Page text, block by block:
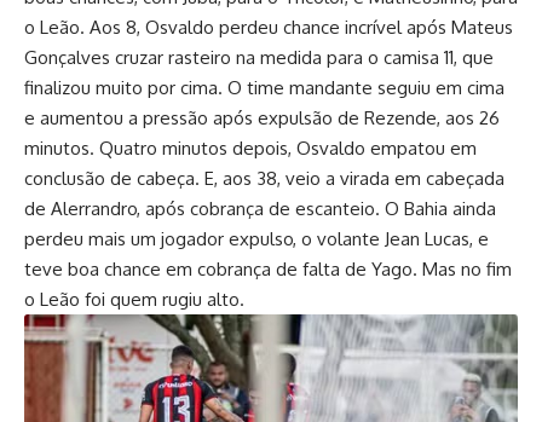
o Leão. Aos 8, Osvaldo perdeu chance incrível após Mateus
Gonçalves cruzar rasteiro na medida para o camisa 11, que
finalizou muito por cima. O time mandante seguiu em cima
e aumentou a pressão após expulsão de Rezende, aos 26
minutos. Quatro minutos depois, Osvaldo empatou em
conclusão de cabeça. E, aos 38, veio a virada em cabeçada
de Alerrandro, após cobrança de escanteio. O Bahia ainda
perdeu mais um jogador expulso, o volante Jean Lucas, e
teve boa chance em cobrança de falta de Yago. Mas no fim
o Leão foi quem rugiu alto.